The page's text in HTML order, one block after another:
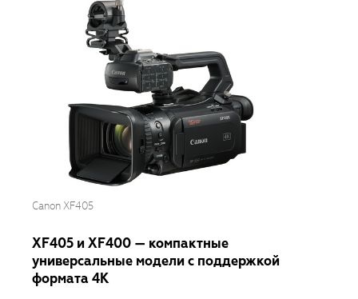
Canon XF405
XF405 и XF400 — компактные
универсальные модели с поддержкой
формата 4K